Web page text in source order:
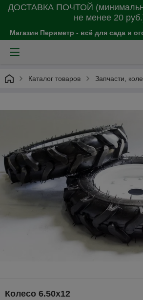
ДОСТАВКА ПОЧТОЙ
не менее 20
Магазин Периметр - всё для сада и
Каталог товаров Запчасти,
Колесо 6.50х12